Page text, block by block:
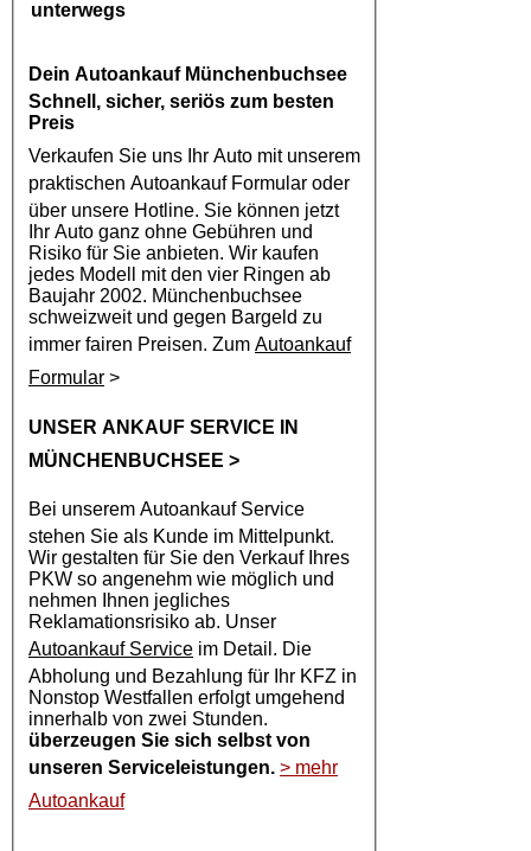
unterwegs
Dein Autoankauf Münchenbuchsee
Schnell, sicher, seriös zum besten
Preis
Verkaufen Sie uns Ihr Auto mit unserem
praktischen AutoankaufFormular oder
über unsere Hotline. Sie können jetzt
Ihr Auto ganz ohne Gebühren und
Risiko für Sie anbieten. Wir kaufen
jedes Modell mit den vier Ringen ab
Baujahr 2002. Münchenbuchsee
schweizweit und gegen Bargeld zu
immer fairen Preisen. Zum Autoankauf
Formular >
UNSER ANKAUF SERVICE IN
MÜNCHENBUCHSEE >
Bei unserem AutoankaufService
stehen Sie als Kunde im Mittelpunkt.
Wir gestalten für Sie den Verkauf Ihres
PKW so angenehm wie möglich und
nehmen Ihnen jegliches
Reklamationsrisiko ab. Unser
Autoankauf Service im Detail. Die
Abholung und Bezahlung für Ihr KFZ in
Nonstop Westfallen erfolgt umgehend
innerhalb von zwei Stunden.
überzeugen Sie sich selbst von
unseren Serviceleistungen. > mehr
Autoankauf